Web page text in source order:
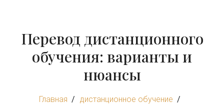
Перевод дистанционного
обучения: варианты и
нюансы
Главная
дистанционное обучение